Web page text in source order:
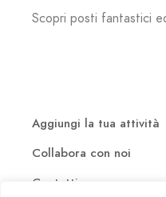
Scopri posti fantastici
Aggiungi la tua attività
Collabora con noi
Contatti